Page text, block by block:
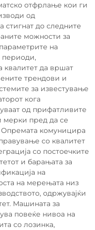
отфрлање кои ги
од
стигнат до следните
можности за
на
периоди,
квалитет да вршат
трендови и
за известување
кога
од прифатливите
мерки пред да се
Опремата комуницира
со квалитет
со постоечките
и барањата за
на
на мерењата низ
одржувајќи
Машината за
повеќе нивоа на
со лозинка,